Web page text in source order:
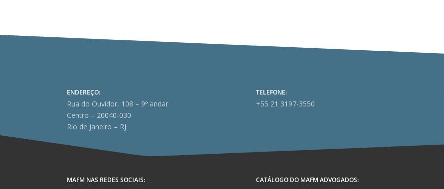
ENDEREÇO:
Rua do Ouvidor, 108 – 9º andar
Centro – 20040-030
Rio de Janeiro – RJ
TELEFONE:
+55 21 3197-3550
MAFM NAS REDES SOCIAIS: CATÁLOGO DO MAFM ADVOGADOS: